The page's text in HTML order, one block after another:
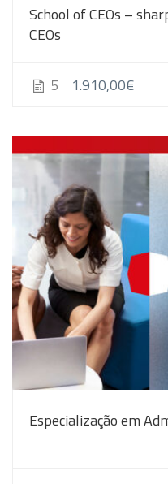
School of CEOs –
CEOs
5 1.910,00€
Especialização em